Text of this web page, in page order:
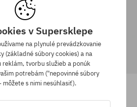
Trucky Landyachtz Gen 6 Bear
Trucks 50
v Supersklepe
na plynulé prevádzkovanie
(základné súbory cookies) a na
reklám, tvorbu služieb a ponúk
potrebám ("nepovinné súbory
môžete s nimi nesúhlasiť).